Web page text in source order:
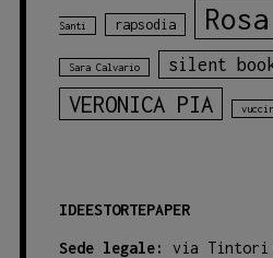
Santi rapsodia
Sara Calvario silent
VERONICA PIA
IDEESTORTEPAPER
Sede legale: via Tintori